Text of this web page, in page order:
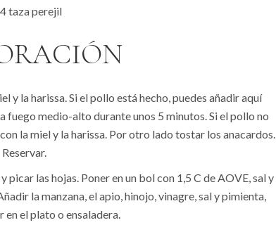
taza perejil
y la harissa. Si el pollo está hecho, puedes añadir aquí
fuego medio-alto durante unos 5 minutos. Si el pollo no
la miel y la harissa. Por otro lado tostar los anacardos.
Reservar.
las hojas. Poner en un bol con 1,5 C de AOVE, sal y
la manzana, el apio, hinojo, vinagre, sal y pimienta,
en el plato o ensaladera.